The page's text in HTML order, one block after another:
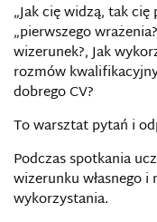
„Jak cię widzą, tak
„pierwszego
wizerunek?, Jak
rozmów
dobrego CV?
To warsztat pytań i
Podczas spotkania
wizerunku własnego
wykorzystania.